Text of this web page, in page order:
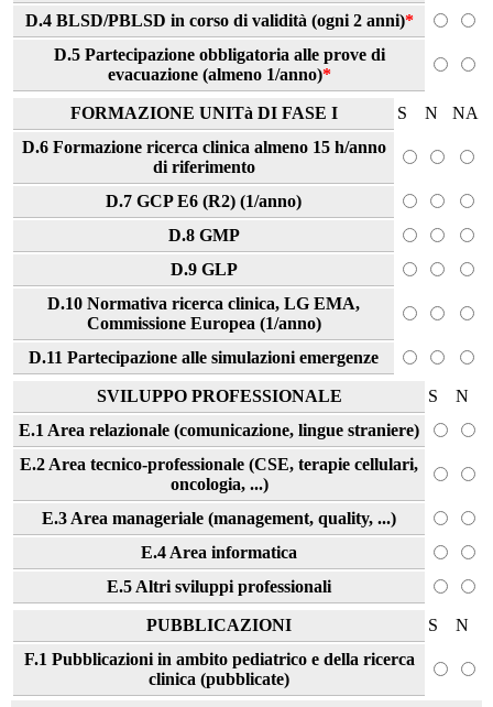
D.4 BLSD/PBLSD in corso di validità (ogni 2 anni)*
D.5 Partecipazione obbligatoria alle prove di
evacuazione (almeno 1/anno)*
FORMAZIONE UNITà DI FASE I S N
NA
D.6 Formazione ricerca clinica almeno 15 h/anno
di riferimento
D.7 GCP E6 (R2) (1/anno)
D.8 GMP
D.9 GLP
D.10 Normativa ricerca clinica, LG EMA,
Commissione Europea (1/anno)
D.11 Partecipazione alle simulazioni emergenze
SVILUPPO PROFESSIONALE S
N
E.1 Area relazionale (comunicazione, lingue straniere)
E.2 Area tecnico-professionale (CSE, terapie cellulari,
oncologia, ...)
E.3 Area manageriale (management, quality, ...)
E.4 Area informatica
E.5 Altri sviluppi professionali
PUBBLICAZIONI S
N
F.1 Pubblicazioni in ambito pediatrico e della ricerca
clinica (pubblicate)